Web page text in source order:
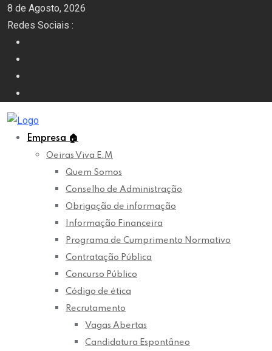
Skip
content
8 de Agosto, 2026
Redes Sociais :
Empresa 🏠
Oeiras Viva E.M
Quem Somos
Conselho de Administração
Obrigação de informação
Informação Financeira
Programa de Cumprimento Normativo
Contratação Pública
Concurso Público
Código de ética
Recrutamento
Vagas Abertas
Candidatura Espontâneo